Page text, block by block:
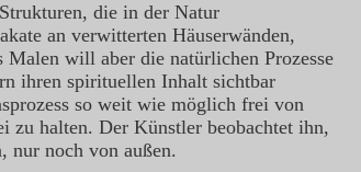
die in der Natur
an verwitterten Häuserwänden,
will aber die natürlichen Prozesse
ihren spirituellen Inhalt sichtbar
so weit wie möglich frei von
zu halten. Der Künstler beobachtet ihn,
nur noch von außen.